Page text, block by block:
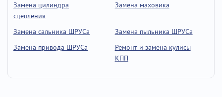
Замена цилиндра
сцепления
Замена маховика
Замена сальника ШРУСа
Замена пыльника ШРУСа
Замена привода ШРУСа
Ремонт и замена кулисы
КПП